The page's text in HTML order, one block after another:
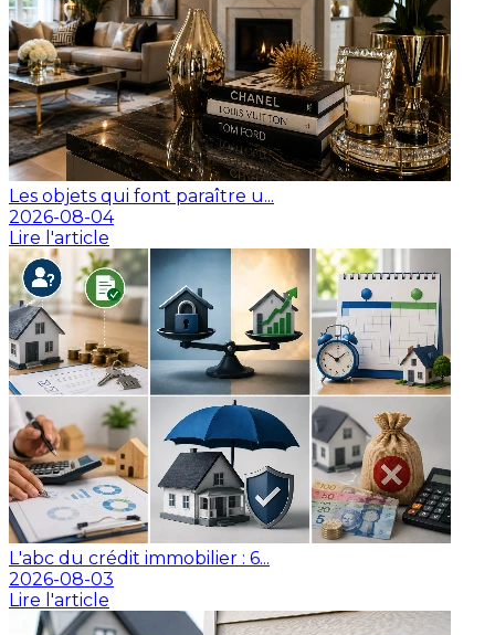
Les objets qui font paraître u...
2026-08-04
Lire l'article
L'abc du crédit immobilier : 6...
2026-08-03
Lire l'article